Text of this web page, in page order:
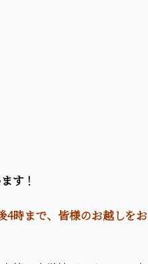
す！
4時まで、皆様のお越しをお